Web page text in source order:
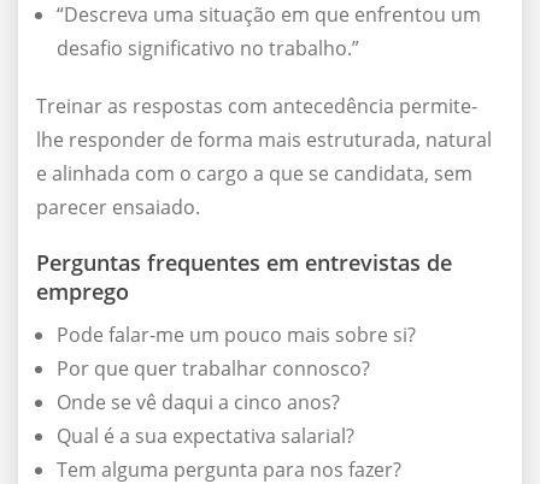
“Descreva uma situação em que enfrentou um
desafio significativo no trabalho.”
Treinar as respostas com antecedência permite-
lhe responder de forma mais estruturada, natural
e alinhada com o cargo a que se candidata, sem
parecer ensaiado.
Perguntas frequentes em entrevistas de
emprego
Pode falar-me um pouco mais sobre si?
Por que quer trabalhar connosco?
Onde se vê daqui a cinco anos?
Qual é a sua expectativa salarial?
Tem alguma pergunta para nos fazer?